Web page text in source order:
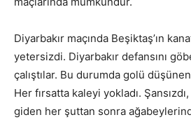
Diyarbakır maçında Beşiktaş’ın
yetersizdi. Diyarbakır defansını
çalıştılar. Bu durumda golü düşünen
Her fırsatta kaleyi yokladı.
giden her şuttan sonra